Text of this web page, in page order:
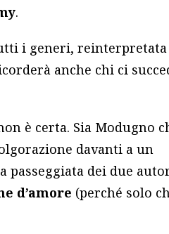
.
i generi, reinterpretata
anche chi ci
è certa. Sia Modugno
davanti a un
passeggiata dei due
d’amore (perché solo